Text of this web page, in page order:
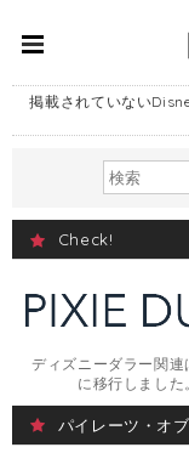
掲載されていない
Check!
ディズニーダラー関連
に移行しました
パイレーツ・オ